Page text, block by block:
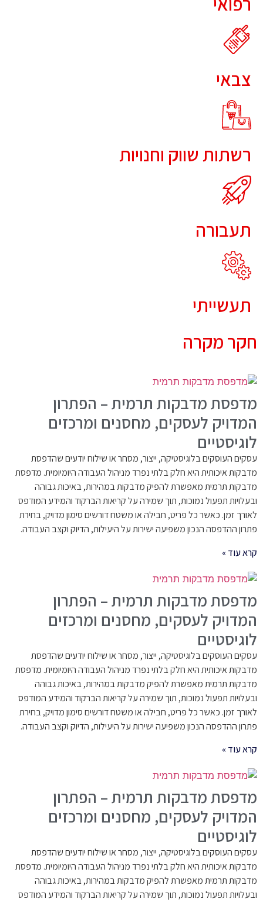
צבאי
רשתות שווק וחנויות
תעבורה
תעשייתי
חקר מקרה
מדפסת מדבקות תרמית – הפתרון
המדויק לעסקים, מחסנים ומרכזים
לוגיסטיים
עסקים העוסקים בלוגיסטיקה, ייצור, מסחר או שילוח יודעים שהדפסת
מדבקות איכותית היא חלק בלתי נפרד מניהול העבודה היומיומית. מדפסת
מדבקות תרמית מאפשרת להפיק מדבקות במהירות, באיכות גבוהה
ובעלויות תפעול נמוכות, תוך שמירה על קריאות הברקוד והמידע המודפס
לאורך זמן. כאשר כל פריט, חבילה או משטח דורשים סימון מדויק, בחירת
פתרון ההדפסה הנכון משפיעה ישירות על היעילות, הדיוק וקצב העבודה.
קרא עוד »
מדפסת מדבקות תרמית – הפתרון
המדויק לעסקים, מחסנים ומרכזים
לוגיסטיים
עסקים העוסקים בלוגיסטיקה, ייצור, מסחר או שילוח יודעים שהדפסת
מדבקות איכותית היא חלק בלתי נפרד מניהול העבודה היומיומית. מדפסת
מדבקות תרמית מאפשרת להפיק מדבקות במהירות, באיכות גבוהה
ובעלויות תפעול נמוכות, תוך שמירה על קריאות הברקוד והמידע המודפס
לאורך זמן. כאשר כל פריט, חבילה או משטח דורשים סימון מדויק, בחירת
פתרון ההדפסה הנכון משפיעה ישירות על היעילות, הדיוק וקצב העבודה.
קרא עוד »
מדפסת מדבקות תרמית – הפתרון
המדויק לעסקים, מחסנים ומרכזים
לוגיסטיים
עסקים העוסקים בלוגיסטיקה, ייצור, מסחר או שילוח יודעים שהדפסת
מדבקות איכותית היא חלק בלתי נפרד מניהול העבודה היומיומית. מדפסת
מדבקות תרמית מאפשרת להפיק מדבקות במהירות, באיכות גבוהה
ובעלויות תפעול נמוכות, תוך שמירה על קריאות הברקוד והמידע המודפס